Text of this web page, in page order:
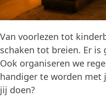
Van voorlezen tot
schaken tot breien. Er is
Ook organiseren we
handiger te worden met
jij doen?